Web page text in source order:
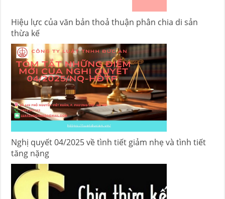
Hiệu lực của văn bản thoả thuận phân chia di sản
thừa kế
Nghị quyết 04/2025 về tình tiết giảm nhẹ và tình tiết
tăng nặng